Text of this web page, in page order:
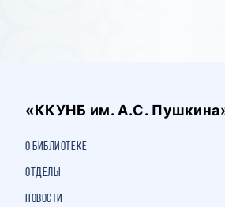
«ККУНБ им. А.С.
О библиотеке
Отделы
Новости